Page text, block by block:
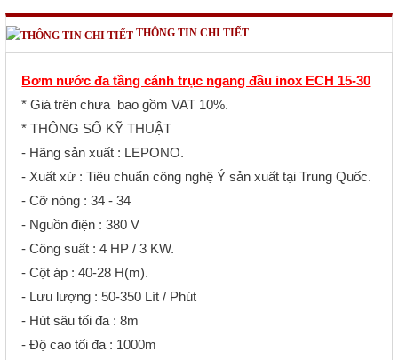
THÔNG TIN CHI TIẾT
Bơm nước đa tầng cánh trục ngang đầu inox ECH 15-30
* Giá trên chưa bao gồm VAT 10%.
* THÔNG SỐ KỸ THUẬT
- Hãng sản xuất : LEPONO.
- Xuất xứ : Tiêu chuẩn công nghệ Ý sản xuất tại Trung Quốc.
- Cỡ nòng : 34 - 34
- Nguồn điện : 380 V
- Công suất : 4 HP / 3 KW.
- Cột áp : 40-28 H(m).
- Lưu lượng : 50-350 Lít / Phút
- Hút sâu tối đa : 8m
- Độ cao tối đa : 1000m